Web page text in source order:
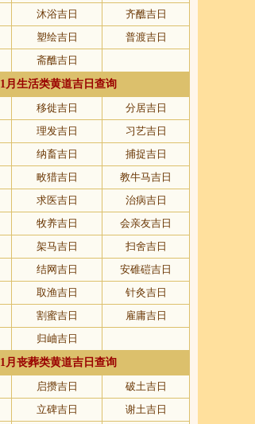
沐浴吉日
齐醮吉日
塑绘吉日
普渡吉日
斋醮吉日
1月生活类黄道吉日查询
移徙吉日
分居吉日
理发吉日
习艺吉日
纳畜吉日
捕捉吉日
畋猎吉日
教牛马吉日
求医吉日
治病吉日
牧养吉日
会亲友吉日
架马吉日
扫舍吉日
结网吉日
安碓磑吉日
取渔吉日
针灸吉日
割蜜吉日
雇庸吉日
归岫吉日
1月丧葬类黄道吉日查询
启攒吉日
破土吉日
立碑吉日
谢土吉日